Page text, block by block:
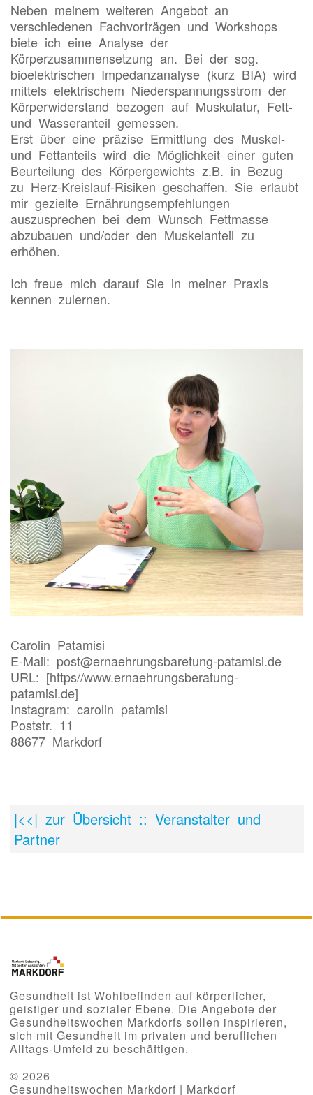
Neben meinem weiteren Angebot an
verschiedenen Fachvorträgen und Workshops
biete ich eine Analyse der
Körperzusammensetzung an. Bei der sog.
bioelektrischen Impedanzanalyse (kurz BIA) wird
mittels elektrischem Niederspannungsstrom der
Körperwiderstand bezogen auf Muskulatur, Fett-
und Wasseranteil gemessen.
Erst über eine präzise Ermittlung des Muskel-
und Fettanteils wird die Möglichkeit einer guten
Beurteilung des Körpergewichts z.B. in Bezug
zu Herz-Kreislauf-Risiken geschaffen. Sie erlaubt
mir gezielte Ernährungsempfehlungen
auszusprechen bei dem Wunsch Fettmasse
abzubauen und/oder den Muskelanteil zu
erhöhen.
Ich freue mich darauf Sie in meiner Praxis
kennen zulernen.
Carolin Patamisi
E-Mail: post@ernaehrungsbaretung-patamisi.de
URL: [https//www.ernaehrungsberatung-
patamisi.de]
Instagram: carolin_patamisi
Poststr. 11
88677 Markdorf
|<<| zur Übersicht :: Veranstalter und
Partner
Gesundheit ist Wohlbefinden auf körperlicher,
geistiger und sozialer Ebene. Die Angebote der
Gesundheitswochen Markdorfs sollen inspirieren,
sich mit Gesundheit im privaten und beruflichen
Alltags-Umfeld zu beschäftigen.
© 2026
Gesundheitswochen Markdorf | Markdorf